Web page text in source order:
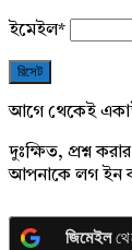
ইমেইল*
আগে থেকেই
দুঃক্ষিত, প্রশ্ন
আপনাকে লগ ইন
জিমেইল